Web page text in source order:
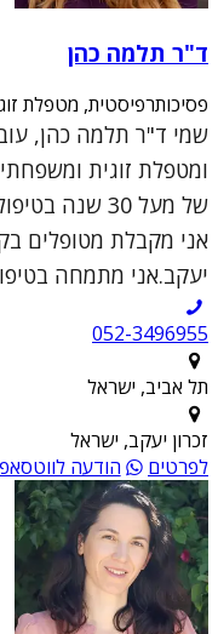
ד"ר תלמה כהן
פסיכותרפיסטית, מטפלת
ומטפלת זוגית
של מעל 30
אני מקבלת מטופלים
יעקב.אני מתמחה
052-3496955
תל אביב, ישראל
זכרון יעקב, ישראל
לפרטים
הודעה לווטסאפ